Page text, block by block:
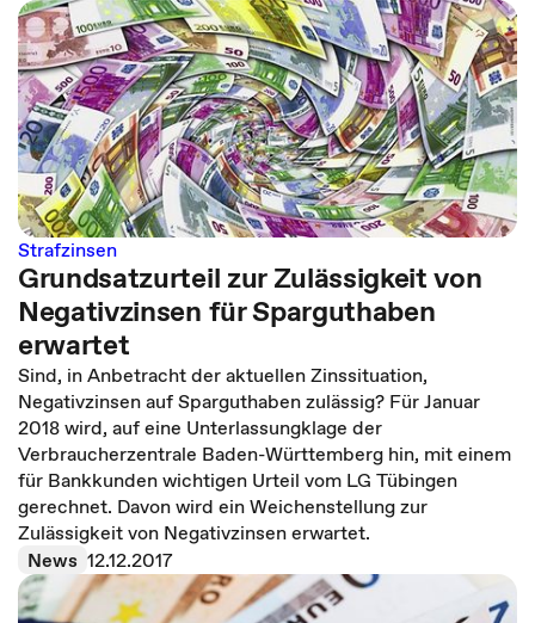
Strafzinsen
Grundsatzurteil zur Zulässigkeit von
Negativzinsen für Sparguthaben
erwartet
Sind, in Anbetracht der aktuellen Zinssituation,
Negativzinsen auf Sparguthaben zulässig? Für Januar
2018 wird, auf eine Unterlassungklage der
Verbraucherzentrale Baden-Württemberg hin, mit einem
für Bankkunden wichtigen Urteil vom LG Tübingen
gerechnet. Davon wird ein Weichenstellung zur
Zulässigkeit von Negativzinsen erwartet.
News 12.12.2017